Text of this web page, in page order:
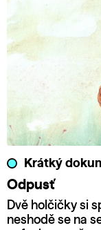
Krátký
Odpusť
Dvě holčičky si
neshodě se na